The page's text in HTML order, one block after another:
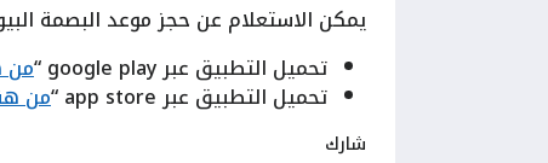
يمكن الاستعلام عن حجز موعد البصمة
تحميل التطبيق عبر google play “
من
تحميل التطبيق عبر app store “ من
شارك